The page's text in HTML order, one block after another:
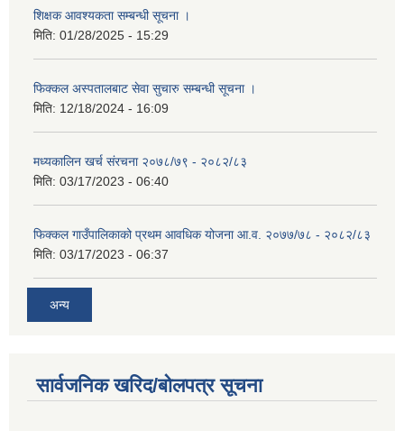
शिक्षक आवश्यकता सम्बन्धी सूचना ।
मिति: 01/28/2025 - 15:29
फिक्कल अस्पतालबाट सेवा सुचारु सम्बन्धी सूचना ।
मिति: 12/18/2024 - 16:09
मध्यकालिन खर्च संरचना २०७८/७९ - २०८२/८३
मिति: 03/17/2023 - 06:40
फिक्कल गाउँपालिकाको प्रथम आवधिक योजना आ.व. २०७७/७८ - २०८२/८३
मिति: 03/17/2023 - 06:37
अन्य
सार्वजनिक खरिद/बोलपत्र सूचना